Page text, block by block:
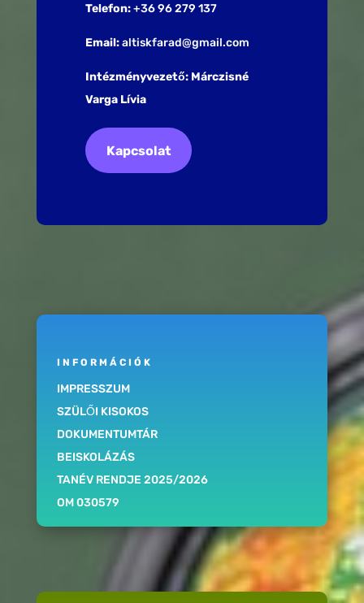
Telefon:+36 96 279 137
Email:altiskfarad@gmail.com
Intézményvezető: Márczisné
Varga Lívia
Kapcsolat
INFORMÁCIÓK
IMPRESSZUM
SZÜLŐI KISOKOS
DOKUMENTUMTÁR
BEISKOLÁZÁS
TANÉV RENDJE 2025/2026
OM 030579